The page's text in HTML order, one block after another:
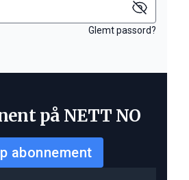
Glemt passord?
på NETT NO
abonnement